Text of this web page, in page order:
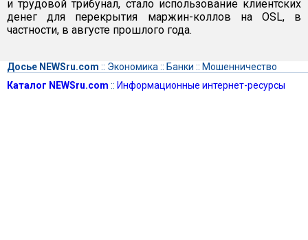
и трудовой трибунал, стало использование клиентских
денег для перекрытия маржин-коллов на OSL, в
частности, в августе прошлого года.
Досье NEWSru.com :: Экономика :: Банки :: Мошенничество
Каталог NEWSru.com :: Информационные интернет-ресурсы